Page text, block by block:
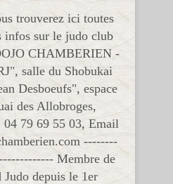
trouverez ici toutes
infos sur le judo club
CHAMBERIEN -
salle du Shobukai
Desboeufs", espace
des Allobroges,
04 79 69 55 03, Email
--------
Membre de
depuis le 1er